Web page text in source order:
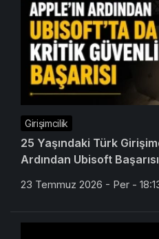
Girişimcilik
25 Yaşındaki Türk
Ardından Ubisoft Başarısı
23 Temmuz 2026 - Per -